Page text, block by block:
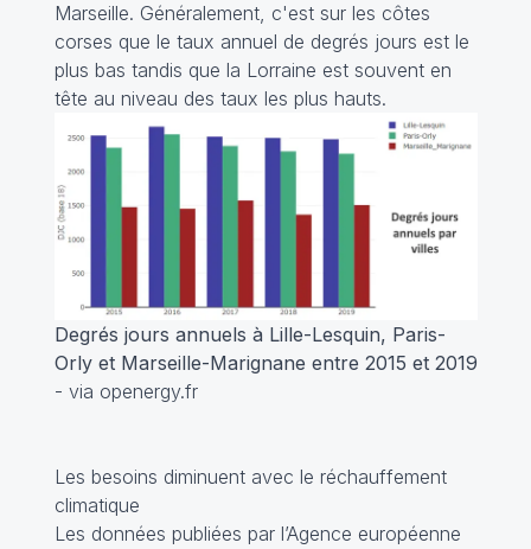
Marseille. Généralement, c'est sur les côtes
corses que le taux annuel de degrés jours est le
plus bas tandis que la Lorraine est souvent en
tête au niveau des taux les plus hauts.
Degrés jours annuels à Lille-Lesquin, Paris-
Orly et Marseille-Marignane entre 2015 et 2019
- via openergy.fr
Les besoins diminuent avec le réchauffement
climatique
Les données publiées par l’Agence européenne